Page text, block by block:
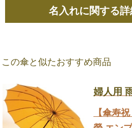
名入れに関する
この傘と似たおすすめ商品
婦人用
【傘寿